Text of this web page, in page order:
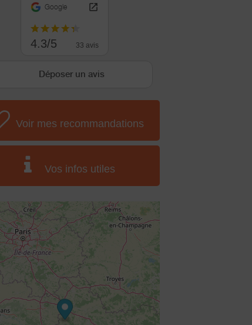
Google
4.3/5 33 avis
Déposer un avis
Voir mes recommandations
Vos infos utiles